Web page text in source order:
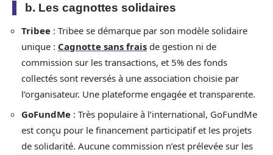
b. Les cagnottes solidaires
Tribee : Tribee se démarque par son modèle solidaire
unique : Cagnotte sans frais de gestion ni de
commission sur les transactions, et 5% des fonds
collectés sont reversés à une association choisie par
l’organisateur. Une plateforme engagée et transparente.
GoFundMe : Très populaire à l’international, GoFundMe
est conçu pour le financement participatif et les projets
de solidarité. Aucune commission n’est prélevée sur les